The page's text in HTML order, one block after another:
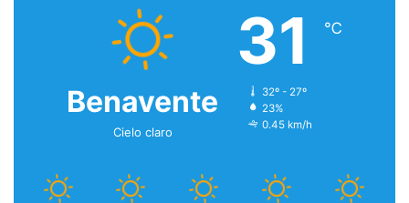
Benavente
Cielo claro
31 ℃
32º - 27º
23%
0.45 km/h